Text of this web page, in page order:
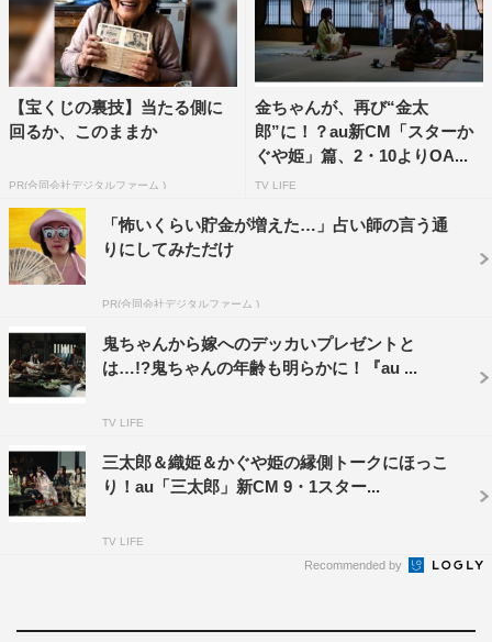
【宝くじの裏技】当たる側に
回るか、このままか
PR(合同会社デジタルファーム )
金ちゃんが、再び“金太
郎”に！？au新CM「スターか
ぐや姫」篇、2・10よりOA...
TV LIFE
「怖いくらい貯金が増えた…」占い師の言う通
りにしてみただけ
PR(合同会社デジタルファーム )
鬼ちゃんから嫁へのデッカいプレゼントと
は…!?鬼ちゃんの年齢も明らかに！『au ...
TV LIFE
三太郎＆織姫＆かぐや姫の縁側トークにほっこ
り！au「三太郎」新CM 9・1スター...
TV LIFE
Recommended by